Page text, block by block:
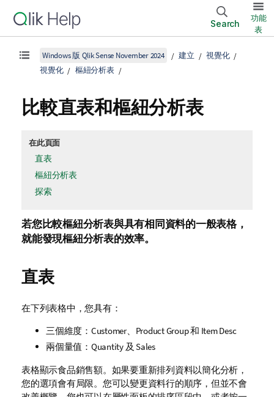
Search
功能
表
Windows 版 Qlik Sense November 2024 建立
視覺化
視覺化
樞紐分析表
比較直表和樞紐分析表
在此頁面
直表
樞紐分析表
探索
若您比較樞紐分析表與具有相同資料的一般表格，
就能發現樞紐分析表的效率。
直表
在下列表格中，您具有：
三個維度： Customer、 Product Group和 Item Desc
兩個量值： Quantity及 Sales
表格顯示食品銷售額。如果要重新排列資料以簡化分析，
您的選項會有局限。您可以變更資料行的順序，但並不會